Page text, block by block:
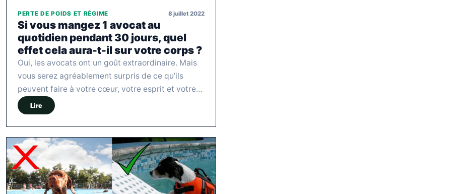
PERTE DE POIDS ET RÉGIME 8 juillet 2022
Si vous mangez 1 avocat au
quotidien pendant 30 jours, quel
effet cela aura-t-il sur votre corps ?
Oui, les avocats ont un goût extraordinaire. Mais
vous serez agréablement surpris de ce qu’ils
peuvent faire à votre cœur, votre esprit et votre…
Lire